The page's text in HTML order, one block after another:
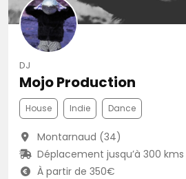
DJ
Mojo Production
House Indie Dance
Montarnaud (34)
Déplacement jusqu’à 300 kms
À partir de 350€